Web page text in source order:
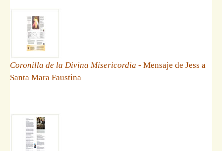
Coronilla de la Divina Misericordia - Mensaje de Jess a
Santa Mara Faustina